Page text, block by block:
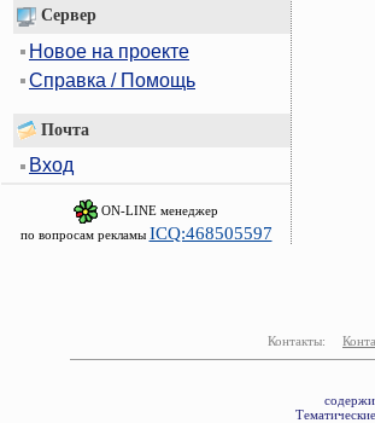
Сервер
Новое на проекте
Справка / Помощь
Почта
Вход
ON-LINE менеджер
по вопросам рекламы ICQ:468505597
Контакты: